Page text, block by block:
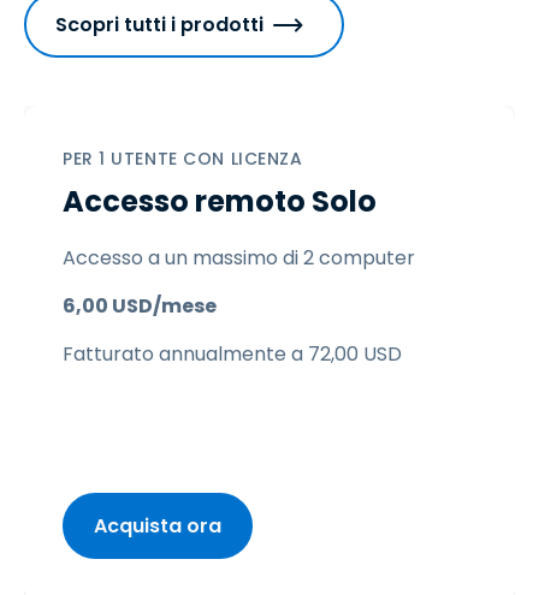
Scopri tutti i prodotti
PER 1 UTENTE CON LICENZA
Accesso remoto Solo
Accesso a un massimo di 2 computer
6,00 USD/mese
Fatturato annualmente a 72,00 USD
Acquista ora